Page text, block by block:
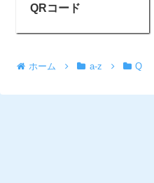
QRコード
ホーム a-z Q